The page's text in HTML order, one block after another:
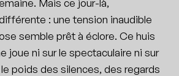
Mais ce jour-là,
: une tension inaudible
semble prêt à éclore. Ce huis
joue ni sur le spectaculaire ni sur
poids des silences, des regards